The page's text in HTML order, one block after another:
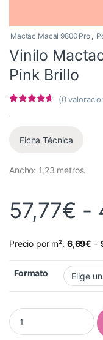
Mactac Macal 9800 Pro ,
Vinilo
Pink Brillo
valoracione
s de
(0
Ficha Técnica
Ancho: 1,23 metros.
57,77€ -
Precio por m²: 6,69€ –
Formato
Vinilo Mactac 9859-